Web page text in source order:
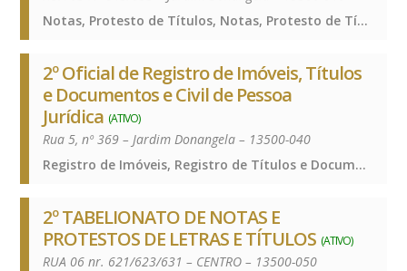
Notas, Protesto de Títulos, Notas, Protesto de Títulos, Notas, Protesto de Títulos
2º Oficial de Registro de Imóveis, Títulos
e Documentos e Civil de Pessoa
Jurídica (ATIVO)
Rua 5, nº 369 – Jardim Donangela – 13500-040
Registro de Imóveis, Registro de Títulos e Documentos e Civis das Pessoas Jurídicas, Registro de Imóveis, Registro de Títulos e Documentos e Civis das Pessoas Jurídicas, Registro de Imóveis, Registro de Títulos e Documentos e Civis das Pessoas Jurídicas
2º TABELIONATO DE NOTAS E
PROTESTOS DE LETRAS E TÍTULOS (ATIVO)
RUA 06 nr. 621/623/631 – CENTRO – 13500-050